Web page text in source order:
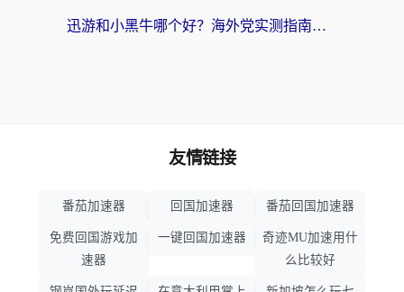
迅游和小黑牛哪个好？海外党实测指南，选对中国地址加速器才能无缝刷国内资源
友情链接
番茄加速器 回国加速器 番茄回国加速器
免费回国游戏加
速器
一键回国加速器
奇迹MU加速用什
么比较好